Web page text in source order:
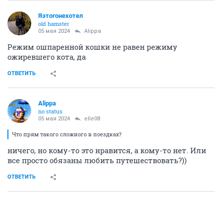
Яэтогонехотел
old hamster
05 мая 2024 Alippa
Режим ошпаренной кошки не равен режиму
ожиревшего кота, да
ОТВЕТИТЬ
Alippa
no status
05 мая 2024 elle08
Что прям такого сложного в поездках?
ничего, но кому-то это нравится, а кому-то нет. Или
все просто обязаны любить путешествовать?))
ОТВЕТИТЬ